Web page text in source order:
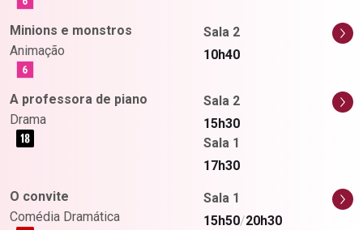
Minions e monstros
Animação
Sala 2
10h40
A professora de piano
Drama
Sala 2
15h30
Sala 1
17h30
O convite
Comédia Dramática
Sala 1
15h50/20h30